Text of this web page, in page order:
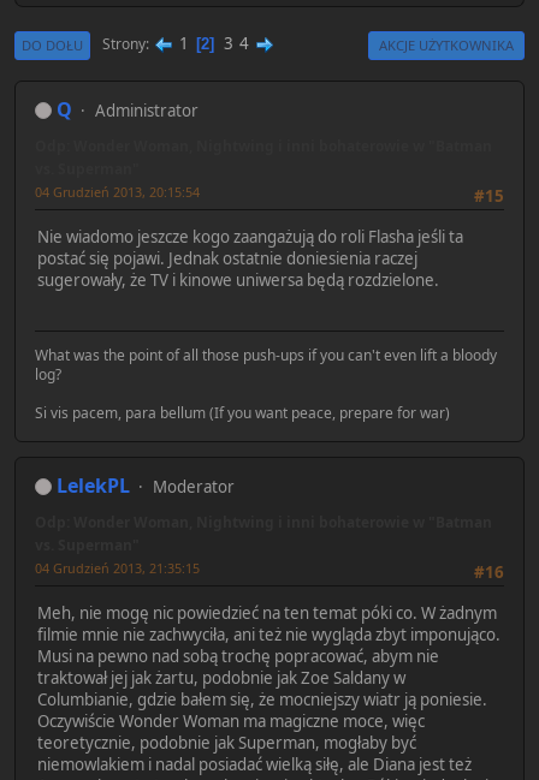
DO DOŁU Strony 1 2 3 4 AKCJE UŻYTKOWNIKA
Q Administrator
#15
04 Grudzień 2013, 20:15:54
Nie wiadomo jeszcze kogo zaangażują do roli Flasha jeśli ta
postać się pojawi. Jednak ostatnie doniesienia raczej
sugerowały, że TV i kinowe uniwersa będą rozdzielone.
What was the point of all those push-ups if you can't even lift a bloody
log?
Si vis pacem, para bellum (If you want peace, prepare for war)
LelekPL Moderator
#16
04 Grudzień 2013, 21:35:15
Meh, nie mogę nic powiedzieć na ten temat póki co. W żadnym
filmie mnie nie zachwyciła, ani też nie wygląda zbyt imponująco.
Musi na pewno nad sobą trochę popracować, abym nie
traktował jej jak żartu, podobnie jak Zoe Saldany w
Columbianie, gdzie bałem się, że mocniejszy wiatr ją poniesie.
Oczywiście Wonder Woman ma magiczne moce, więc
teoretycznie, podobnie jak Superman, mogłaby być
niemowlakiem i nadal posiadać wielką siłę, ale Diana jest też